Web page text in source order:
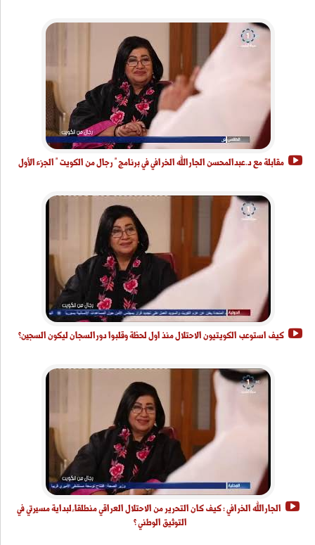
مقابلة مع د.عبدالمحسن الجارالله الخرافي في برنامج " رجال من الكويت " الجزء الأول
كيف استوعب الكويتيون الاحتلال منذ اول لحظة وقلبوا دورالسجان ليكون السجين؟
الجارالله الخرافي : كيف كان التحرير من الاحتلال العراقي منطلقا ً لبداية مسيرتي في
التوثيق الوطني ؟